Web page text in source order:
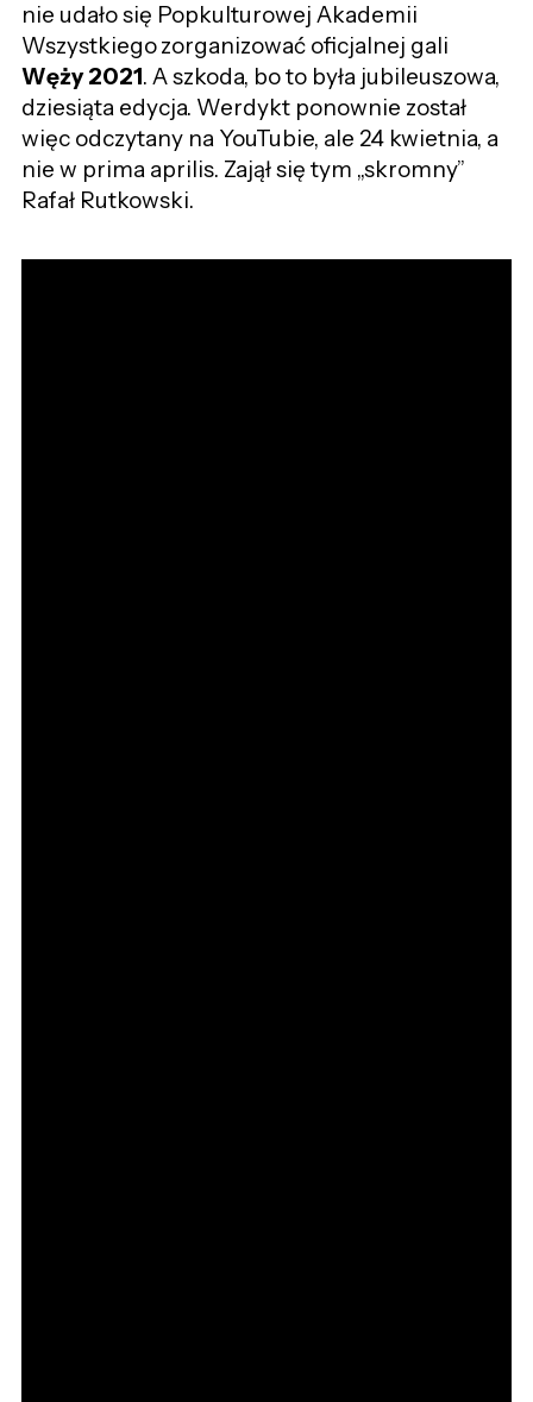
nie udało się Popkulturowej Akademii
Wszystkiegozorganizować oficjalnej gali
Węży 2021. A szkoda, bo to była jubileuszowa,
dziesiąta edycja. Werdykt ponownie został
więc odczytany na YouTubie, ale 24 kwietnia, a
nie w prima aprilis. Zajął się tym „skromny”
Rafał Rutkowski.